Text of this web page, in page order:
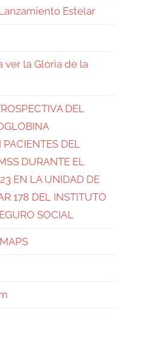
Estelar
ver la Gloria de la
DEL
DEL
DURANTE EL
EN LA UNIDAD DE
178 DEL INSTITUTO
SOCIAL